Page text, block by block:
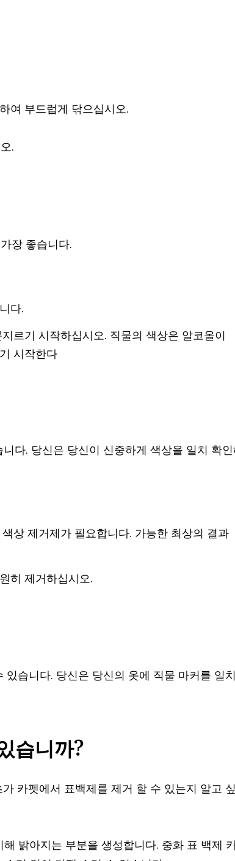
여 부드럽게 닦으십시오.
.
장 좋습니다.
다.
르기 시작하십시오. 직물의 색상은 알코올이
시작한다
다. 당신은 당신이 신중하게 색상을 일치 확
상 제거제가 필요합니다. 가능한 최상의 결과
히 제거하십시오.
습니다. 당신은 당신의 옷에 직물 마커를 일
습니까?
카펫에서 표백제를 제거 할 수 있는지 알고
밝아지는 부분을 생성합니다. 중화 표 백제